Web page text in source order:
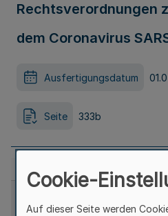
Rechtsverordnungen
dem Coronavirus
Ausfertigungsdatum
Seite 333b
Cookie-
Auf dieser Seite werden